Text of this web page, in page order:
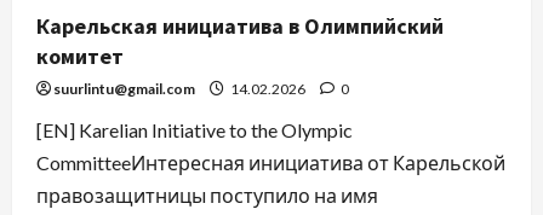
Карельская инициатива в Олимпийский
комитет
suurlintu@gmail.com 14.02.2026 0
[EN] Karelian Initiative to the Olympic
CommitteeИнтересная инициатива от Карельской
правозащитницы поступило на имя